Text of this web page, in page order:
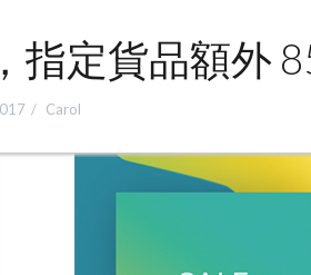
指定貨品額外
Carol